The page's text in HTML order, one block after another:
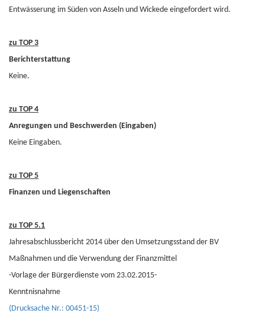
Entwässerung im Süden von Asseln und Wickede eingefordert wird.
zu TOP 3
Berichterstattung
Keine.
zu TOP 4
Anregungen und Beschwerden (Eingaben)
Keine Eingaben.
zu TOP 5
Finanzen und Liegenschaften
zu TOP 5.1
Jahresabschlussbericht 2014 über den Umsetzungsstand der BV
Maßnahmen und die Verwendung der Finanzmittel
-Vorlage der Bürgerdienste vom 23.02.2015-
Kenntnisnahme
(Drucksache Nr.: 00451-15)